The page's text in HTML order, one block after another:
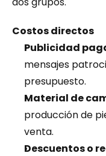
Costos directos
Publicidad
mensajes
presupuesto.
Material de
producción de
venta.
Descuentos o